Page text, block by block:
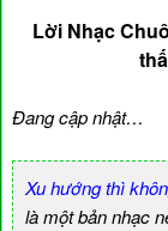
Lời Nhạc
Đang cập nhật…
Xu hướng thì
là một bản nhạc